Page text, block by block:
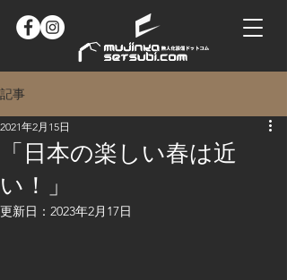
記事
「日本の楽しい春は近
い！」
2021年2月15日
更新日： 2023年2月17日